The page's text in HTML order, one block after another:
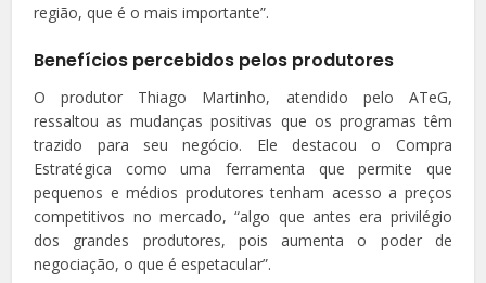
região, que é o mais importante”.
Benefícios percebidos pelos produtores
O produtor Thiago Martinho, atendido pelo ATeG,
ressaltou as mudanças positivas que os programas têm
trazido para seu negócio. Ele destacou o Compra
Estratégica como uma ferramenta que permite que
pequenos e médios produtores tenham acesso a preços
competitivos no mercado, “algo que antes era privilégio
dos grandes produtores, pois aumenta o poder de
negociação, o que é espetacular”.